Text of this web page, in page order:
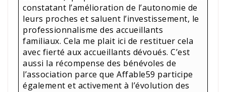
constatant l’amélioration de l’autonomie de
leurs proches et saluent l’investissement, le
professionnalisme des accueillants
familiaux. Cela me plait ici de restituer cela
avec fierté aux accueillants dévoués. C’est
aussi la récompense des bénévoles de
l’association parce que Affable59 participe
également et activement à l’évolution des